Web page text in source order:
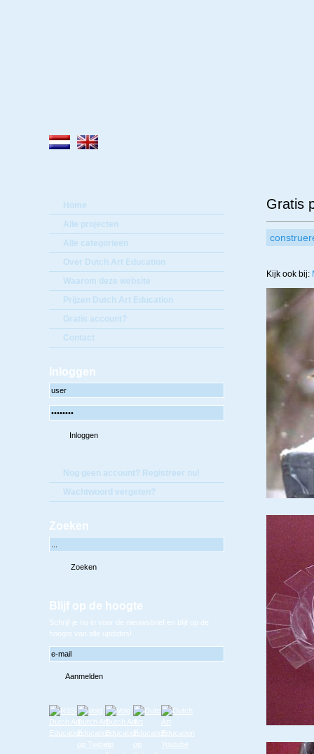
Home
Alle projecten
Alle categorieën
Over Dutch Art Education
Waarom deze website
Prijzen Dutch Art Education
Gratis account?
Contact
Inloggen
Nog geen account? Registreer nu!
Wachtwoord vergeten?
Zoeken
Blijf op de hoogte
Schrijf je nu in voor de nieuwsbrief en blijf op de
hoogte van alle updates!
Gratis
Kijk ook bij: